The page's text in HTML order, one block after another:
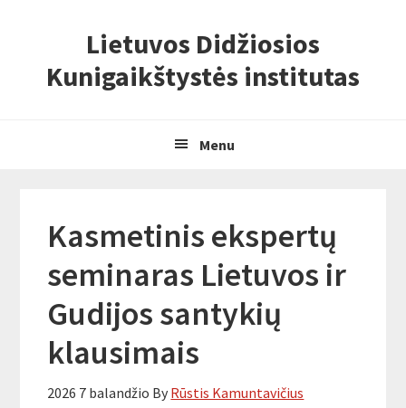
primary
navigation
content
primary
sidebar
Lietuvos Didžiosios
Kunigaikštystės institutas
Menu
Kasmetinis ekspertų
seminaras Lietuvos ir
Gudijos santykių
klausimais
2026 7 balandžio By Rūstis Kamuntavičius